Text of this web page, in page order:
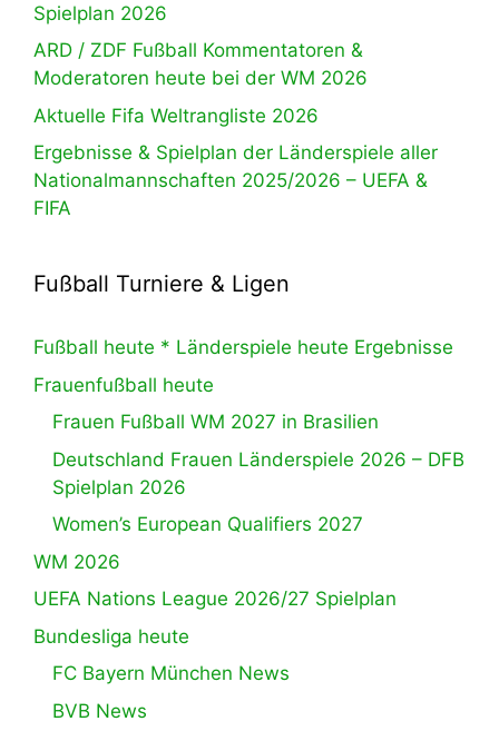
Spielplan 2026
ARD / ZDF Fußball Kommentatoren &
Moderatoren heute bei der WM 2026
Aktuelle Fifa Weltrangliste 2026
Ergebnisse & Spielplan der Länderspiele aller
Nationalmannschaften 2025/2026 – UEFA &
FIFA
Fußball Turniere & Ligen
Fußball heute * Länderspiele heute Ergebnisse
Frauenfußball heute
Frauen Fußball WM 2027 in Brasilien
Deutschland Frauen Länderspiele 2026 – DFB
Spielplan 2026
Women’s European Qualifiers 2027
WM 2026
UEFA Nations League 2026/27 Spielplan
Bundesliga heute
FC Bayern München News
BVB News